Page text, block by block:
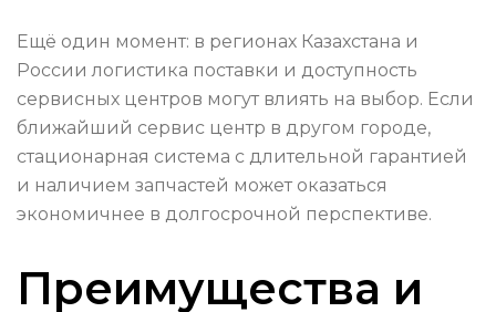
Ещё один момент: в регионах Казахстана и
России логистика поставки и доступность
сервисных центров могут влиять на выбор. Если
ближайший сервис центр в другом городе,
стационарная система с длительной гарантией
и наличием запчастей может оказаться
экономичнее в долгосрочной перспективе.
Преимущества и